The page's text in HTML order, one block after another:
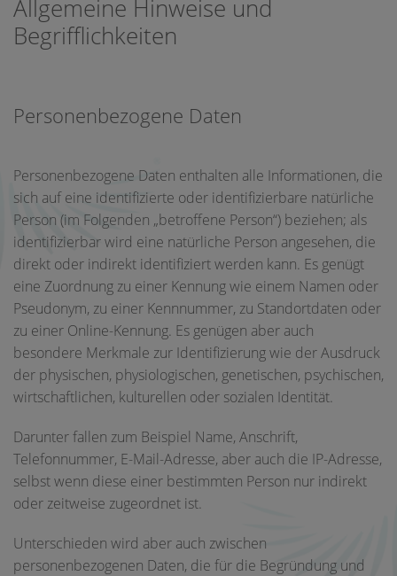
Allgemeine Hinweise und
Begrifflichkeiten
Personenbezogene Daten
Personenbezogene Daten enthalten alle Informationen, die
sich auf eine identifizierte oder identifizierbare natürliche
Person (im Folgenden „betroffene Person“) beziehen; als
identifizierbar wird eine natürliche Person angesehen, die
direkt oder indirekt identifiziert werden kann. Es genügt
eine Zuordnung zu einer Kennung wie einem Namen oder
Pseudonym, zu einer Kennnummer, zu Standortdaten oder
zu einer Online-Kennung. Es genügen aber auch
besondere Merkmale zur Identifizierung wie der Ausdruck
der physischen, physiologischen, genetischen, psychischen,
wirtschaftlichen, kulturellen oder sozialen Identität.
Darunter fallen zum Beispiel Name, Anschrift,
Telefonnummer, E-Mail-Adresse, aber auch die IP-Adresse,
selbst wenn diese einer bestimmten Person nur indirekt
oder zeitweise zugeordnet ist.
Unterschieden wird aber auch zwischen
personenbezogenen Daten, die für die Begründung und